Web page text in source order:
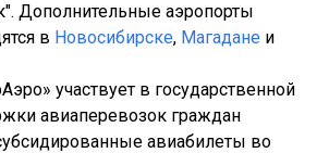
Дополнительные аэропорты
в Новосибирске, Магадане и
участвует в государственной
авиаперевозок граждан
авиабилеты во